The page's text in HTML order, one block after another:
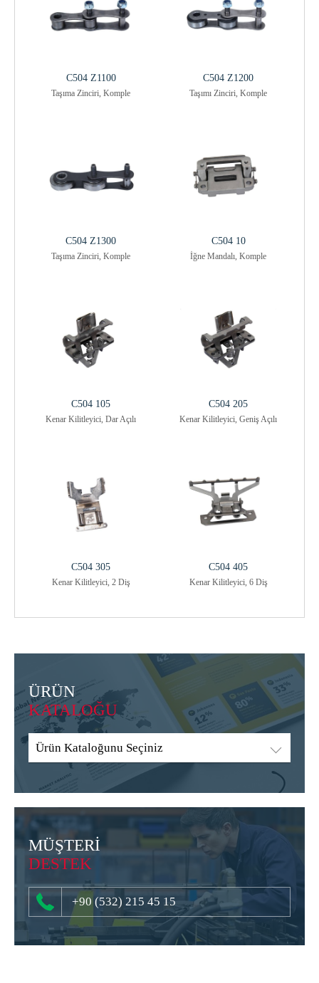
C504 Z1100
Taşıma Zinciri, Komple
C504 Z1200
Taşımı Zinciri, Komple
C504 Z1300
Taşıma Zinciri, Komple
C504 10
İğne Mandalı, Komple
C504 105
Kenar Kilitleyici, Dar Açılı
C504 205
Kenar Kilitleyici, Geniş Açılı
C504 305
Kenar Kilitleyici, 2 Diş
C504 405
Kenar Kilitleyici, 6 Diş
ÜRÜN
KATALOĞU
Ürün Kataloğunu Seçiniz
MÜŞTERİ
DESTEK
+90 (532) 215 45 15